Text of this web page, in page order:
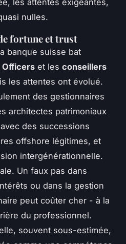
nulles.
fortune et trust
banque suisse bat
Officers et les conseillers
les attentes ont évolué.
des gestionnaires
architectes patrimoniaux
des successions
offshore légitimes, et
intergénérationnelle.
Un faux pas dans
ou dans la gestion
peut coûter cher - à la
du professionnel.
souvent sous-estimée,